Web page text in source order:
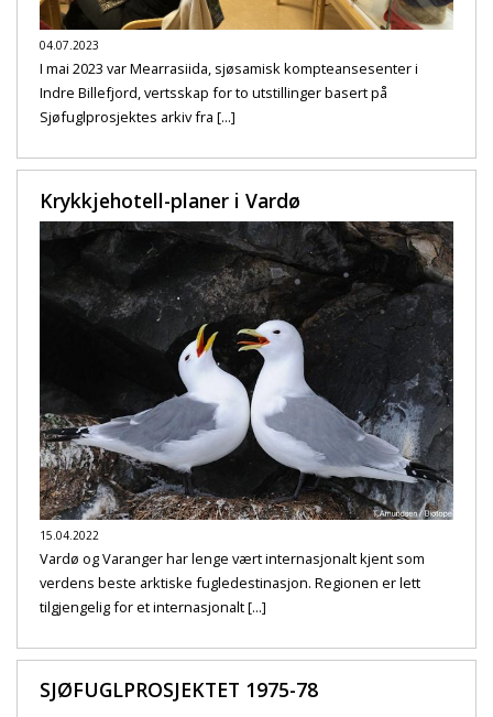
04.07.2023
I mai 2023 var Mearrasiida, sjøsamisk kompteansesenter i
Indre Billefjord, vertsskap for to utstillinger basert på
Sjøfuglprosjektes arkiv fra [...]
Krykkjehotell-planer i Vardø
15.04.2022
Vardø og Varanger har lenge vært internasjonalt kjent som
verdens beste arktiske fugledestinasjon. Regionen er lett
tilgjengelig for et internasjonalt [...]
SJØFUGLPROSJEKTET 1975-78